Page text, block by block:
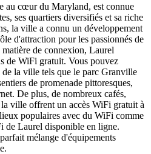
au cœur du Maryland, est connue
ses quartiers diversifiés et sa riche
la ville a connu un développement
d'attraction pour les passionnés de
de connexion, Laurel
de WiFi gratuit. Vous pouvez
la ville tels que le parc Granville
de promenade pittoresques,
De plus, de nombreux cafés,
ville offrent un accès WiFi gratuit à
populaires avec du WiFi comme
de Laurel disponible en ligne.
mélange d'équipements